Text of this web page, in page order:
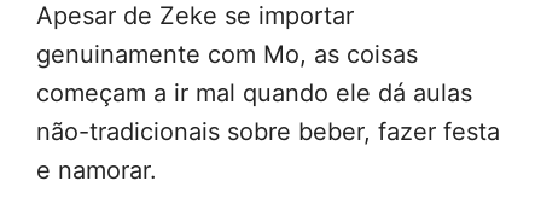
Apesar de Zeke se importar
genuinamente com Mo, as coisas
começam a ir mal quando ele dá aulas
não-tradicionais sobre beber, fazer festa
e namorar.